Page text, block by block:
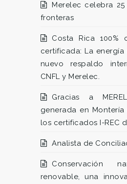
Merelec celebra
fronteras
Costa Rica 100%
certificada: La
nuevo respaldo
CNFL y Merelec.
Gracias a
generada en
los certificados I-REC
Analista de
Conservación
renovable, una